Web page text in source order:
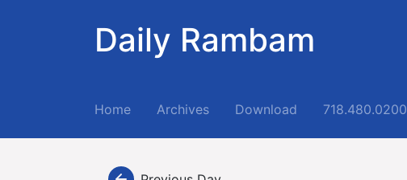
Daily Rambam
Home(current)Archives Download 718.480.0200